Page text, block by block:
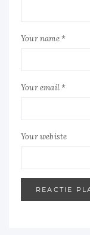
Your name *
Your email *
Your webiste